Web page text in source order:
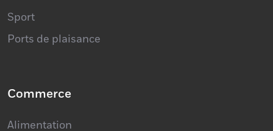
Sport
Ports de plaisance
Commerce
Alimentation